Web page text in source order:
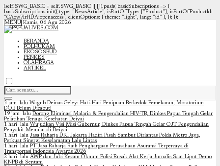
(self.SWG_BASIC = self.SWG_BASIC || []).push( basicSubscriptions => {
basicSubscriptions.init({ type: "NewsArticle", isPartOfType: ["Product"], isPartOfProductId:
"CAow7IrHDA:openaccess", clientOptions: { theme: "light", lang: "id" }, }); });
MENU Kamis, 06 Agu 2026
BERANDA
POLHUKAM
EKOSOSBUD
PENKES
OLAHRAGA
ARTIKEL
3 jam lalu Wagub Deinas Geley: Hati-Hati Penipuan Berkedok Pemekaran, Moratorium
DOB Belum Dicabut!
19 jam lalu Dorong Eliminasi Malaria & Pengendalian HIV-TB, Dinkes Papua Tengah Gelar
Pelatihan Tenaga Kesehatan Deiyai
1 hari lalu Wujudkan Visi Misi Gubernur, Dinkes Papua Tengah Gelar OJT Pengendalian
Penyakit Menular di Deiyai
1 hari lalu Jasa Raharja DKI Jakarta Hadiri Pisah Sambut Dirlantas Polda Metro Jaya,
Perkuat Sinergi Keselamatan Lalu Lintas
1 hari lalu PT Jasa Raharja Raih Penghargaan Perusahaan Asuransi Terpercaya di
Transportasi Indonesia Awards 2026
2 hari lalu AWP dan Jubi Kecam Oknum Polisi Rusak Alat Kerja Jurnalis Saat Liput Demo
KNPB di Sentani